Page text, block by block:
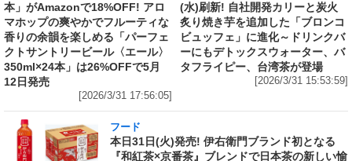
本」がAmazonで18%OFF! アロ
マホップの爽やかでフルーティな
香りの余韻を楽しめる「パーフェ
クトサントリービール〈エール〉
350ml×24本」は26%OFFで5月
12日発売
[2026/3/31 17:56:05]
(水)刷新! 自社開発カリーと炭火
炙り焼き芋を追加した「ブロンコ
ビュッフェ」に進化～ドリンクバ
ーにもデトックスウォーター、バ
タフライピー、台湾茶が登場
[2026/3/31 15:53:59]
フード
本日31日(火)発売! 伊右衛門ブランド初となる
『和紅茶×京番茶』ブレンドで日本茶の新しい愉